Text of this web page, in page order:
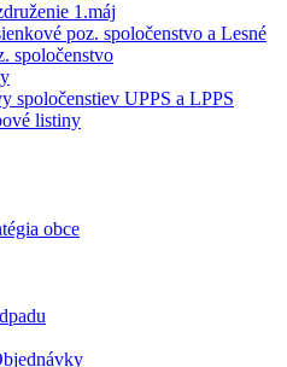
1.máj
poz. spoločenstvo a Lesné
spoločenstvo
spoločenstiev UPPS a LPPS
listiny
obce